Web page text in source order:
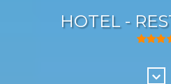
HOTEL -